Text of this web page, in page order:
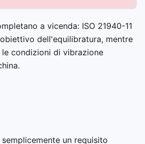
a vicenda: ISO 21940-11
dell'equilibratura, mentre
le condizioni di vibrazione
semplicemente un requisito